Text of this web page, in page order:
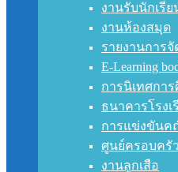
งานรับนักเรีย
งานห้องสมุด
รายงานการ
E-Learning
การนิเทศกา
ธนาคารโรงเ
การแข่งขันค
ศูนย์ครอบครั
งานลูกเสือ